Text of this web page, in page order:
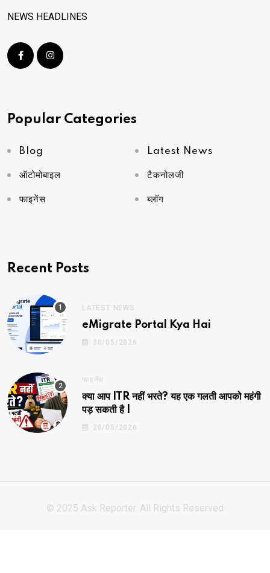
NEWS HEADLINES
Popular Categories
Blog Latest News
ऑटोमोबाइल टैकनोलजी
फाइनेंस ब्लॉग
Recent Posts
LATEST NEWS
eMigrate Portal Kya Hai
30/05/2026
फाइनेंस
क्या आप ITR नहीं भरते? यह एक गलती आपको महंगी
पड़ सकती है |
20/05/2026
© 2025 Ask Reporter. All Rights Reserved